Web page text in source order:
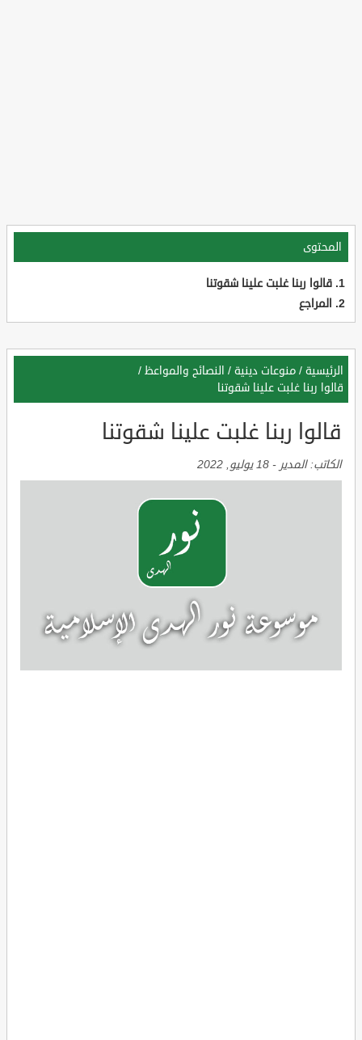
المحتوى
قالوا ربنا غلبت علينا شقوتنا
المراجع
الرئيسية / منوعات دينية / النصائح والمواعظ /
قالوا ربنا غلبت علينا شقوتنا
قالوا ربنا غلبت علينا شقوتنا
الكاتب:المدير - 18 يوليو, 2022